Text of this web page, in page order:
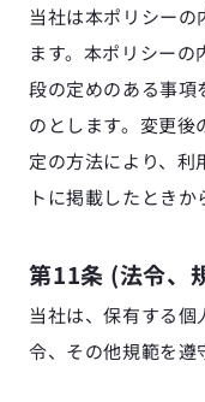
当社は本ポリシー
ます。本ポリシー
段の定めのある事項
のとします。変更
定の方法により、利
トに掲載したときか
第11条 (法令、
当社は、保有する
令、その他規範を遵